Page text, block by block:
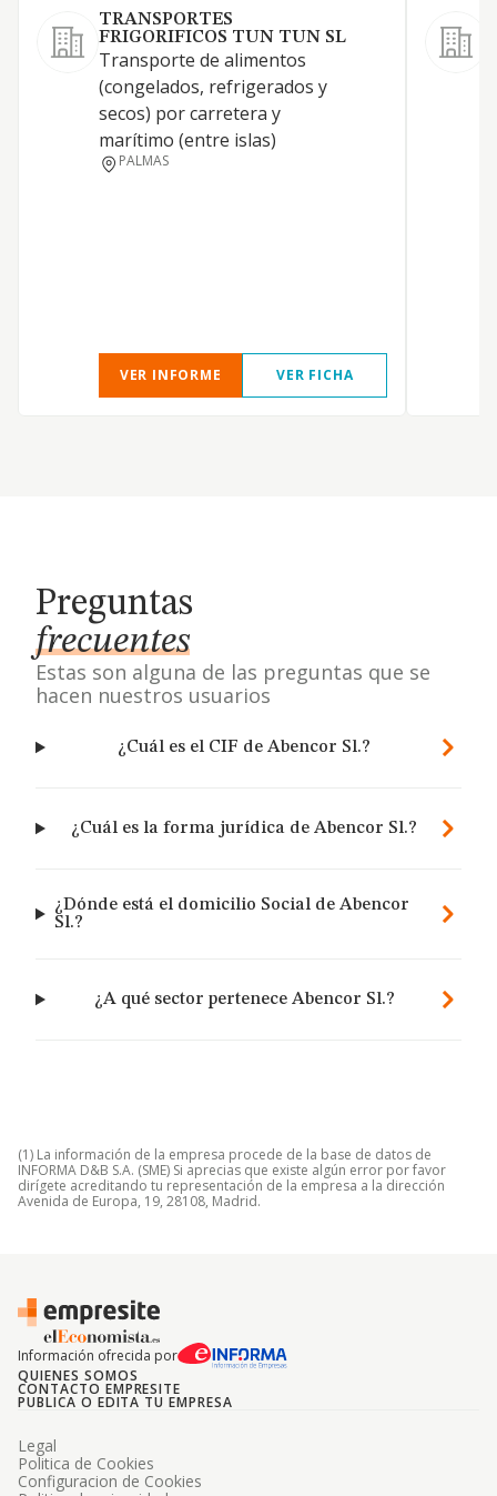
TRANSPORTES
FRIGORIFICOS TUN TUN SL
Transporte de alimentos
(congelados, refrigerados y
secos) por carretera y
marítimo (entre islas)
PALMAS
VER INFORME VER FICHA
Preguntas
frecuentes
Estas son alguna de las preguntas que se
hacen nuestros usuarios
¿Cuál es el CIF de Abencor Sl.?
¿Cuál es la forma jurídica de Abencor Sl.?
¿Dónde está el domicilio Social de Abencor
Sl.?
¿A qué sector pertenece Abencor Sl.?
(1) La información de la empresa procede de la base de datos de
INFORMA D&B S.A. (SME) Si aprecias que existe algún error por favor
dirígete acreditando tu representación de la empresa a la dirección
Avenida de Europa, 19, 28108, Madrid.
Información ofrecida por
QUIENES SOMOS
CONTACTO EMPRESITE
PUBLICA O EDITA TU EMPRESA
Legal
Politica de Cookies
Configuracion de Cookies